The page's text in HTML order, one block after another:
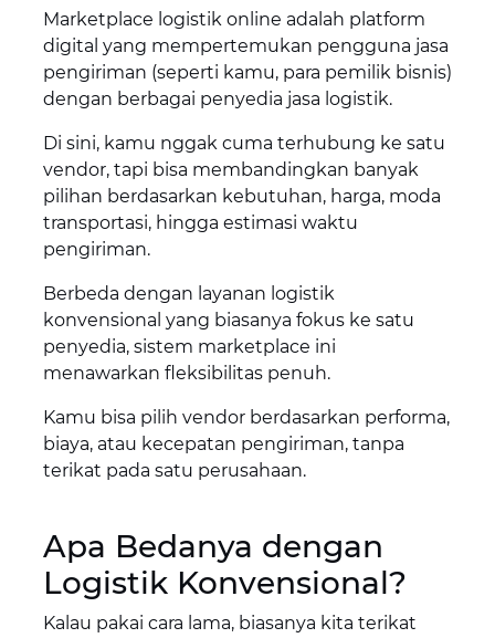
Marketplace logistik online adalah platform
digital yang mempertemukan pengguna jasa
pengiriman (seperti kamu, para pemilik bisnis)
dengan berbagai penyedia jasa logistik.
Di sini, kamu nggak cuma terhubung ke satu
vendor, tapi bisa membandingkan banyak
pilihan berdasarkan kebutuhan, harga, moda
transportasi, hingga estimasi waktu
pengiriman.
Berbeda dengan layanan logistik
konvensional yang biasanya fokus ke satu
penyedia, sistem marketplace ini
menawarkan fleksibilitas penuh.
Kamu bisa pilih vendor berdasarkan performa,
biaya, atau kecepatan pengiriman, tanpa
terikat pada satu perusahaan.
Apa Bedanya dengan
Logistik Konvensional?
Kalau pakai cara lama, biasanya kita terikat